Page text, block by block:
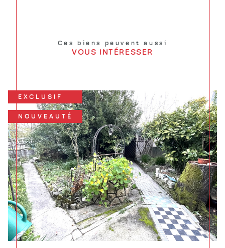
Ces biens peuvent aussi
VOUS INTÉRESSER
EXCLUSIF
NOUVEAUTÉ